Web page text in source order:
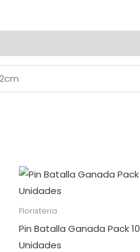
Floristeria
Pin Batalla Ganada Pack 10
Unidades